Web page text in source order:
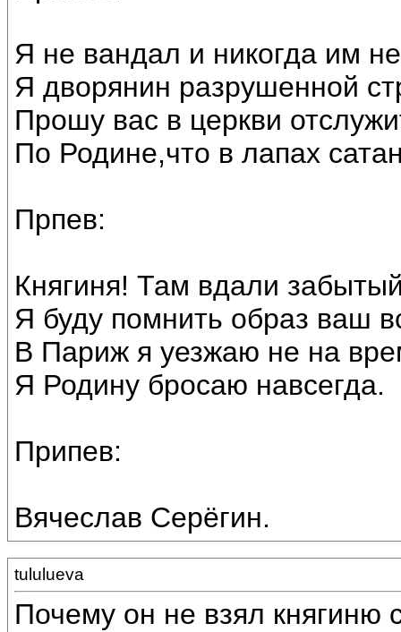
Я не вандал и никогда им
Я дворянин разрушенной
Прошу вас в церкви
По Родине,что в лапах
Прпев:
Княгиня! Там вдали
Я буду помнить образ ваш
В Париж я уезжаю не на
Я Родину бросаю навсегда.
Припев:
Вячеслав Серёгин.
tululueva
Почему он не взял княгиню